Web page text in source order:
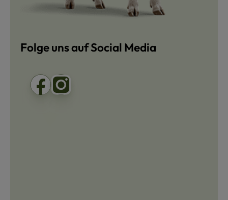
Folge uns auf Social Media